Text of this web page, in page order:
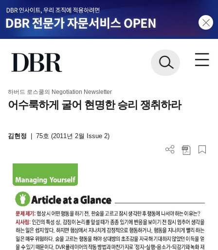
하버드 로스쿨의 Negotiation Newsletter
어수룩하게 굴어 현명한 승리 쟁취하라
김현정 75호 (2011년 2월 Issue 2)